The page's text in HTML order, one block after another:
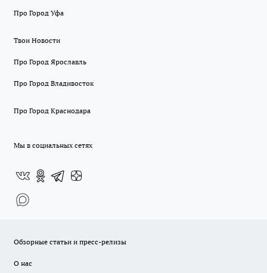
Про Город Уфа
Твои Новости
Про Город Ярославль
Про Город Владивосток
Про Город Краснодара
Мы в социальных сетях
Обзорные статьи и пресс-релизы
О нас